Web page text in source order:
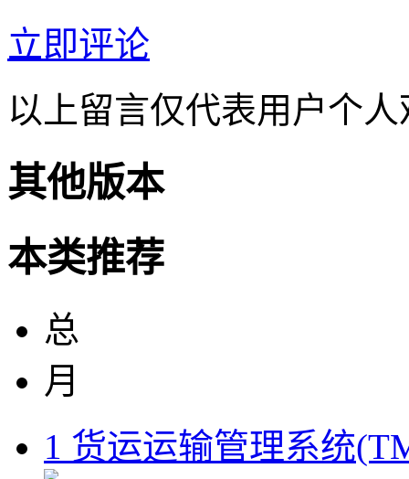
立即评论
以上留言仅代表用户个
其他版本
本类推荐
总
月
1 货运运输管理系统